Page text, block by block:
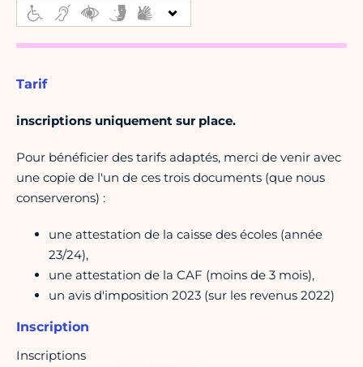
Tarif
inscriptions uniquement sur place.
Pour bénéficier des tarifs adaptés, merci de venir avec
une copie de l'un de ces trois documents (que nous
conserverons) :
une attestation de la caisse des écoles (année
23/24),
une attestation de la CAF (moins de 3 mois),
un avis d'imposition 2023 (sur les revenus 2022)
Inscription
Inscriptions